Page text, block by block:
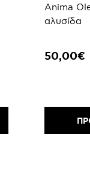
Anima
αλυσίδα
50,00€